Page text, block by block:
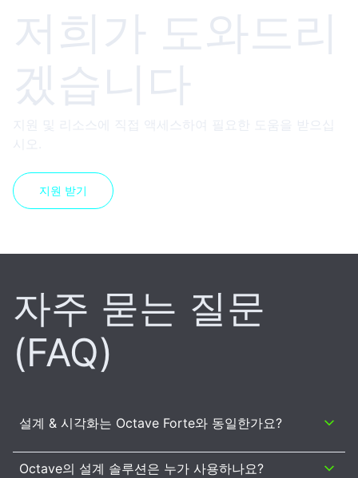
저희가 도와드리
겠습니다
지원 및 리소스에 직접 액세스하여 필요한 도움을 받으십
시오.
지원 받기
자주 묻는 질문
(FAQ)
설계 & 시각화는 Octave Forte와 동일한가요?
Octave의 설계 솔루션은 누가 사용하나요?